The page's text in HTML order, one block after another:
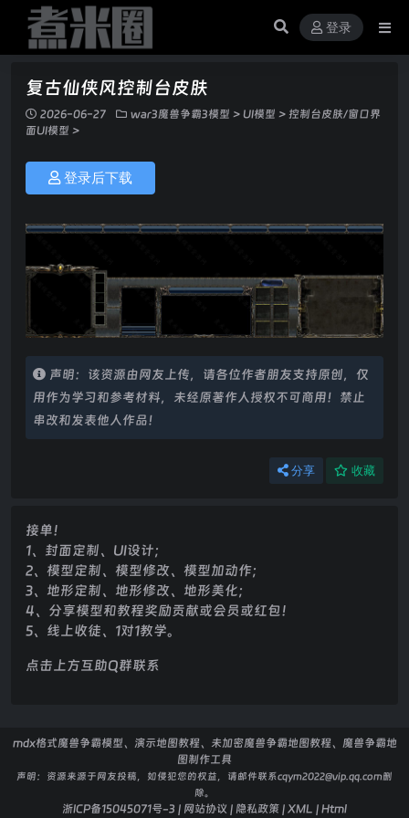
登录
复古仙侠风控制台皮肤
2026-06-27 war3魔兽争霸3模型 > UI模型 > 控制台皮肤/窗口界
面UI模型 >
登录后下载
声明：该资源由网友上传，请各位作者朋友支持原创，仅
用作为学习和参考材料，未经原著作人授权不可商用！禁止
串改和发表他人作品！
分享 收藏
接单！
1、封面定制、UI设计；
2、模型定制、模型修改、模型加动作；
3、地形定制、地形修改、地形美化；
4、分享模型和教程奖励贡献或会员或红包！
5、线上收徒、1对1教学。
点击上方互助Q群联系
mdx格式魔兽争霸模型、演示地图教程、未加密魔兽争霸地图教程、魔兽争霸地
图制作工具
声明： 资源来源于网友投稿，如侵犯您的权益，请邮件联系cqym2022@vip.qq.com删
除。
浙ICP备15045071号-3 | 网站协议 | 隐私政策 | XML | Html